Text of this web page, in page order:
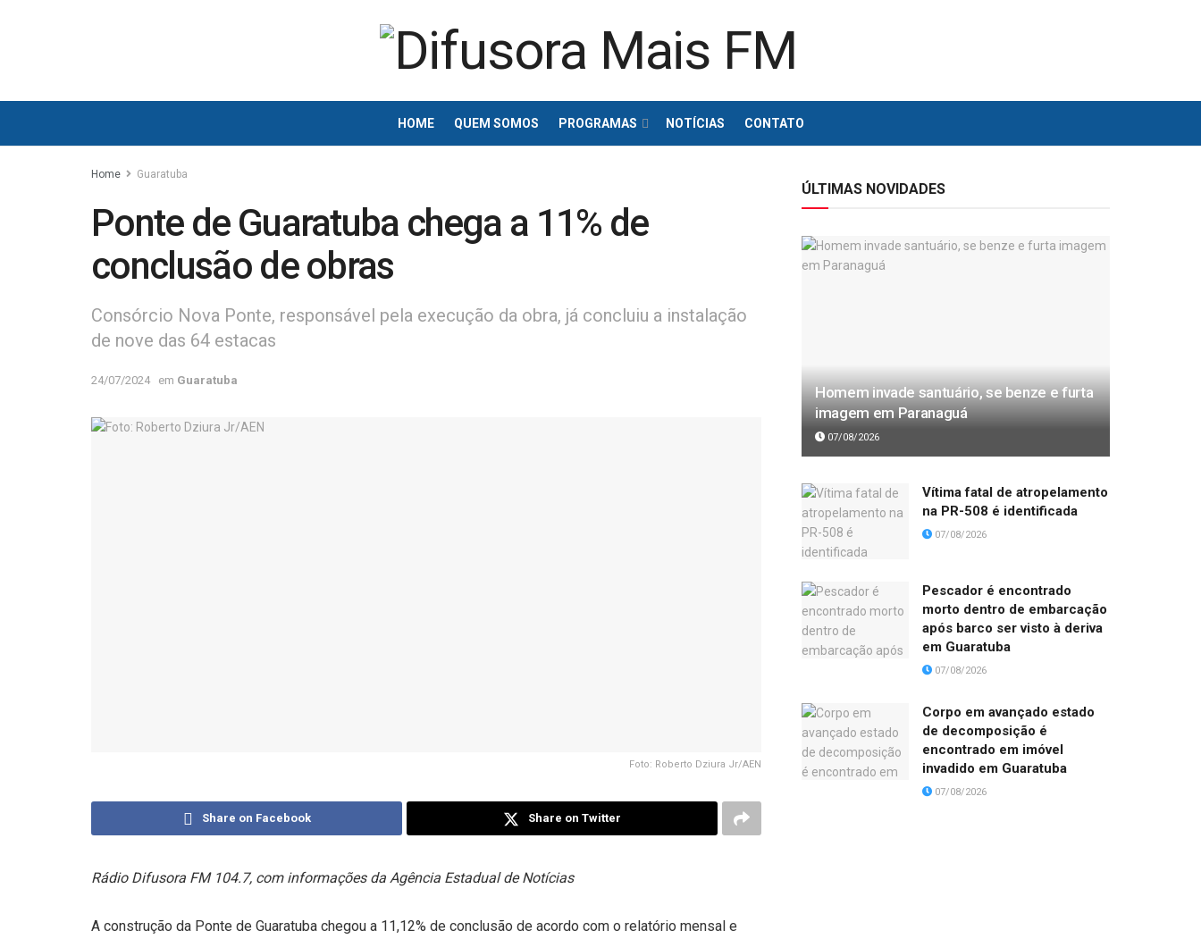
HOME QUEM SOMOS PROGRAMAS NOTÍCIAS CONTATO
Home Guaratuba
Ponte de Guaratuba chega a 11% de
conclusão de obras
Consórcio Nova Ponte, responsável pela execução da obra, já concluiu a instalação
de nove das 64 estacas
24/07/2024 em Guaratuba
Foto: Roberto Dziura Jr/AEN
Share on Facebook Share on Twitter
Rádio Difusora FM 104.7, com informações da Agência Estadual de Notícias
A construção da Ponte de Guaratuba chegou a 11,12% de conclusão de acordo com o relatório mensal e
ÚLTIMAS NOVIDADES
Homem invade santuário, se benze e furta
imagem em Paranaguá
07/08/2026
Vítima fatal de atropelamento
na PR-508 é identificada
07/08/2026
Pescador é encontrado
morto dentro de embarcação
após barco ser visto à deriva
em Guaratuba
07/08/2026
Corpo em avançado estado
de decomposição é
encontrado em imóvel
invadido em Guaratuba
07/08/2026